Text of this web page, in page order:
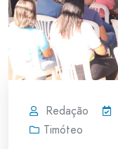
Redação
Timóteo